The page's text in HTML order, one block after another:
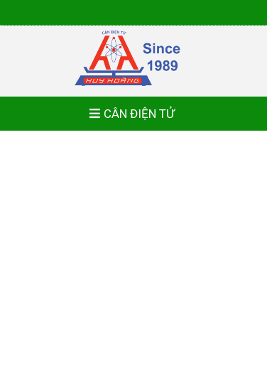
CÂN ĐIỆN TỬ